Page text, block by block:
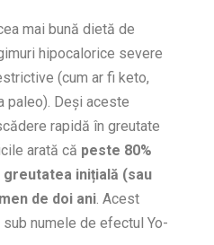
mai bună dietă de
hipocalorice severe
(cum ar fi keto,
paleo). Deși aceste
rapidă în greutate
arată că peste 80%
inițială (sau
de doi ani. Acest
numele de efectul Yo-